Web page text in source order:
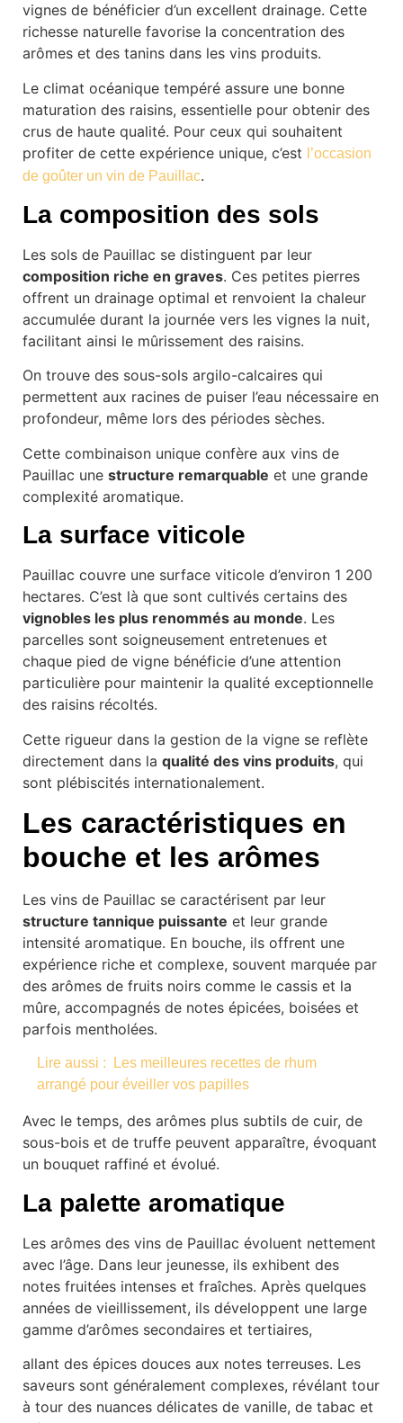
vignes de bénéficier d’un excellent drainage. Cette
richesse naturelle favorise la concentration des
arômes et des tanins dans les vins produits.
Le climat océanique tempéré assure une bonne
maturation des raisins, essentielle pour obtenir des
crus de haute qualité. Pour ceux qui souhaitent
profiter de cette expérience unique, c’est
l’occasion
de goûter un vin de Pauillac.
La composition des sols
Les sols de Pauillac se distinguent par leur
composition riche en graves. Ces petites pierres
offrent un drainage optimal et renvoient la chaleur
accumulée durant la journée vers les vignes la nuit,
facilitant ainsi le mûrissement des raisins.
On trouve des sous-sols argilo-calcaires qui
permettent aux racines de puiser l’eau nécessaire en
profondeur, même lors des périodes sèches.
Cette combinaison unique confère aux vins de
Pauillac une structure remarquable et une grande
complexité aromatique.
La surface viticole
Pauillac couvre une surface viticole d’environ 1 200
hectares. C’est là que sont cultivés certains des
vignobles les plus renommés au monde. Les
parcelles sont soigneusement entretenues et
chaque pied de vigne bénéficie d’une attention
particulière pour maintenir la qualité exceptionnelle
des raisins récoltés.
Cette rigueur dans la gestion de la vigne se reflète
directement dans la qualité des vins produits, qui
sont plébiscités internationalement.
Les caractéristiques en
bouche et les arômes
Les vins de Pauillac se caractérisent par leur
structure tannique puissante et leur grande
intensité aromatique. En bouche, ils offrent une
expérience riche et complexe, souvent marquée par
des arômes de fruits noirs comme le cassis et la
mûre, accompagnés de notes épicées, boisées et
parfois mentholées.
Lire aussi :
Les meilleures recettes de rhum
arrangé pour éveiller vos papilles
Avec le temps, des arômes plus subtils de cuir, de
sous-bois et de truffe peuvent apparaître, évoquant
un bouquet raffiné et évolué.
La palette aromatique
Les arômes des vins de Pauillac évoluent nettement
avec l’âge. Dans leur jeunesse, ils exhibent des
notes fruitées intenses et fraîches. Après quelques
années de vieillissement, ils développent une large
gamme d’arômes secondaires et tertiaires,
allant des épices douces aux notes terreuses. Les
saveurs sont généralement complexes, révélant tour
à tour des nuances délicates de vanille, de tabac et